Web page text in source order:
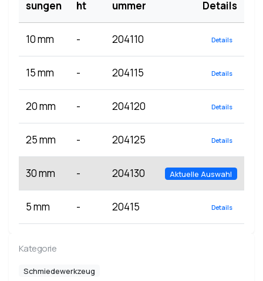
sungen
ht
ummer
Details
10 mm - 204110 Details
15 mm - 204115 Details
20 mm - 204120 Details
25 mm - 204125 Details
30 mm - 204130 Aktuelle Auswahl
5 mm - 20415 Details
Kategorie
Schmiedewerkzeug